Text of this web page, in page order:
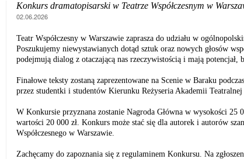
Konkurs dramatopisarski w Teatrze Współczesnym w
02.06.2026
Teatr Współczesny w Warszawie zaprasza do udziału w
Poszukujemy niewystawianych dotąd sztuk oraz nowych głosów
podejmują dialog z otaczającą nas rzeczywistością i mają potencjał,
Finałowe teksty zostaną zaprezentowane na Scenie w Baraku
przez studentki i studentów Kierunku Reżyseria Akademii
W Konkursie przyznana zostanie Nagroda Główna w wysokości 25
wartości 20 000 zł. Konkurs może stać się dla autorek i autorów
Współczesnego w Warszawie.
Zachęcamy do zapoznania się z regulaminem Konkursu. Na